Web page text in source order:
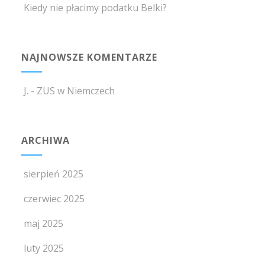
Kiedy nie płacimy podatku Belki?
NAJNOWSZE KOMENTARZE
J. - ZUS w Niemczech
ARCHIWA
sierpień 2025
czerwiec 2025
maj 2025
luty 2025